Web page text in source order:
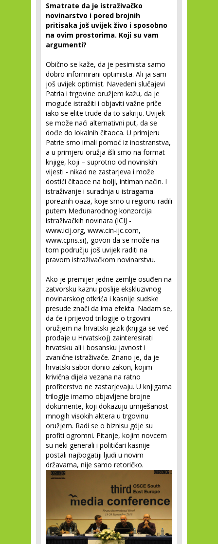
Smatrate da je istraživačko
novinarstvo i pored brojnih
pritisaka još uvijek živo i sposobno
na ovim prostorima. Koji su vam
argumenti?
Obično se kaže, da je pesimista samo
dobro informirani optimista. Ali ja sam
još uvijek optimist. Navedeni slučajevi
Patria i trgovine oružjem kažu, da je
moguće istražiti i objaviti važne priče
iako se elite trude da to sakriju. Uvijek
se može naći alternativni put, da se
dođe do lokalnih čitaoca. U primjeru
Patrie smo imali pomoć iz inostranstva,
a u primjeru oružja išli smo na format
knjige, koji – suprotno od novinskih
vijesti - nikad ne zastarjeva i može
dostići čitaoce na bolji, intiman način. I
istraživanje i suradnja u istragama
poreznih oaza, koje smo u regionu radili
putem Međunarodnog konzorcija
istraživačkih novinara (ICIJ -
www.icij.org, www.cin-ijc.com,
www.cpns.si), govori da se može na
tom području još uvijek raditi na
pravom istraživačkom novinarstvu.
Ako je premijer jedne zemlje osuđen na
zatvorsku kaznu poslije ekskluzivnog
novinarskog otkrića i kasnije sudske
presude znači da ima efekta. Nadam se,
da će i prijevod trilogije o trgovini
oružjem na hrvatski jezik (knjiga se već
prodaje u Hrvatskoj) zainteresirati
hrvatsku ali i bosansku javnost i
zvanične istraživače. Znano je, da je
hrvatski sabor donio zakon, kojim
krivična dijela vezana na ratno
profiterstvo ne zastarjevaju. U knjigama
trilogije imamo objavljene brojne
dokumente, koji dokazuju umiješanost
mnogih visokih aktera u trgovinu
oružjem. Radi se o biznisu gdje su
profiti ogromni. Pitanje, kojim novcem
su neki generali i političari kasnije
postali najbogatiji ljudi u novim
državama, nije samo retoričko.